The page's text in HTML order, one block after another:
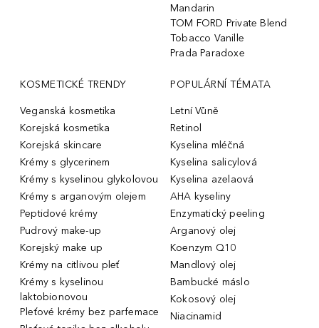
Mandarin
TOM FORD Private Blend
Tobacco Vanille
Prada Paradoxe
KOSMETICKÉ TRENDY
Veganská kosmetika
Korejská kosmetika
Korejská skincare
Krémy s glycerinem
Krémy s kyselinou glykolovou
Krémy s arganovým olejem
Peptidové krémy
Pudrový make-up
Korejský make up
Krémy na citlivou pleť
Krémy s kyselinou
laktobionovou
Pleťové krémy bez parfemace
POPULÁRNÍ TÉMATA
Letní Vůně
Retinol
Kyselina mléčná
Kyselina salicylová
Kyselina azelaová
AHA kyseliny
Enzymatický peeling
Arganový olej
Koenzym Q10
Mandlový olej
Bambucké máslo
Kokosový olej
Niacinamid